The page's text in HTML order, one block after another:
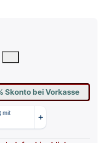
empfohlene
Skonto bei Vorkasse